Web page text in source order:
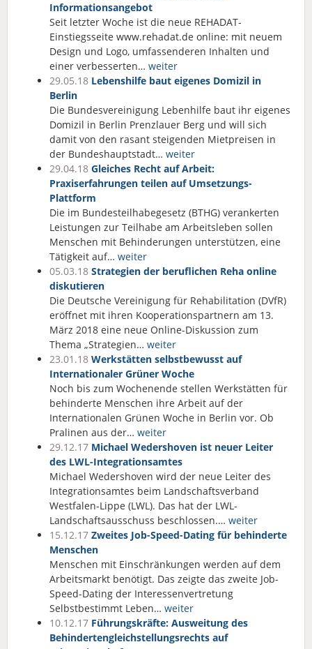
Informationsangebot
Seit letzter Woche ist die neue REHADAT-
Einstiegsseite www.rehadat.de online: mit neuem
Design und Logo, umfassenderen Inhalten und
einer verbesserten… weiter
29.05.18 Lebenshilfe baut eigenes Domizil in
Berlin
Die Bundesvereinigung Lebenhilfe baut ihr eigenes
Domizil in Berlin Prenzlauer Berg und will sich
damit von den rasant steigenden Mietpreisen in
der Bundeshauptstadt… weiter
29.04.18 Gleiches Recht auf Arbeit:
Praxiserfahrungen teilen auf Umsetzungs-
Plattform
Die im Bundesteilhabegesetz (BTHG) verankerten
Leistungen zur Teilhabe am Arbeitsleben sollen
Menschen mit Behinderungen unterstützen, eine
Tätigkeit auf… weiter
05.03.18 Strategien der beruflichen Reha online
diskutieren
Die Deutsche Vereinigung für Rehabilitation (DVfR)
eröffnet mit ihren Kooperationspartnern am 13.
März 2018 eine neue Online-Diskussion zum
Thema „Strategien… weiter
23.01.18 Werkstätten selbstbewusst auf
Internationaler Grüner Woche
Noch bis zum Wochenende stellen Werkstätten für
behinderte Menschen ihre Arbeit auf der
Internationalen Grünen Woche in Berlin vor. Ob
Pralinen aus der… weiter
29.12.17 Michael Wedershoven ist neuer Leiter
des LWL-Integrationsamtes
Michael Wedershoven wird der neue Leiter des
Integrationsamtes beim Landschaftsverband
Westfalen-Lippe (LWL). Das hat der LWL-
Landschaftsausschuss beschlossen.… weiter
15.12.17 Zweites Job-Speed-Dating für behinderte
Menschen
Menschen mit Einschränkungen werden auf dem
Arbeitsmarkt benötigt. Das zeigte das zweite Job-
Speed-Dating der Interessenvertretung
Selbstbestimmt Leben… weiter
10.12.17 Führungskräfte: Ausweitung des
Behindertengleichstellungsrechts auf